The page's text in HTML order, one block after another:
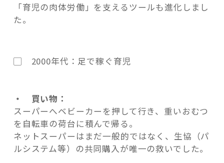
「育児の肉体労働」を支えるツールも進化しまし
た。
▢ 2000年代：足で稼ぐ育児
・ 買い物：
スーパーへベビーカーを押して行き、重いおむつ
を自転車の荷台に積んで帰る。
ネットスーパーはまだ一般的ではなく、生協（パ
ルシステム等）の共同購入が唯一の救いでした。